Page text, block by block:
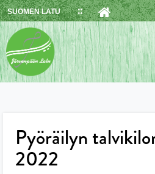
Skip
to
content
SUOMEN LATU
Pyöräilyn
2022